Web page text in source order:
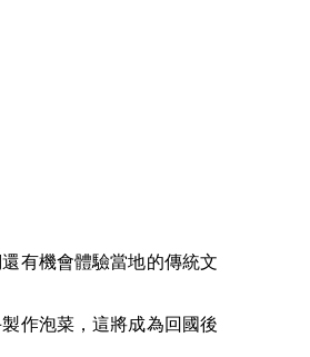
有機會體驗當地的傳統文
作泡菜，這將成為回國後